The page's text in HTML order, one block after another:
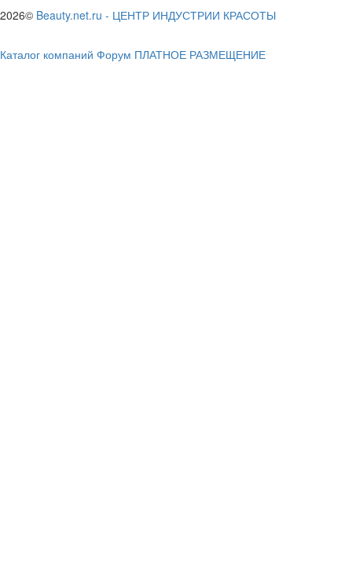
2026© Beauty.net.ru - ЦЕНТР ИНДУСТРИИ КРАСОТЫ
Каталог компаний Форум ПЛАТНОЕ РАЗМЕЩЕНИЕ